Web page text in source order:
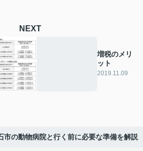
NEXT
増税のメリ
ット
2019.11.09
市の動物病院と行く前に必要な準備を解説